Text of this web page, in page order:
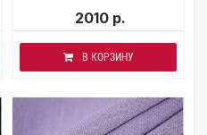
2010 р.
В КОРЗИНУ